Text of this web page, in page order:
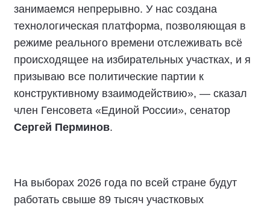
занимаемся непрерывно. У нас создана
технологическая платформа, позволяющая в
режиме реального времени отслеживать всё
происходящее на избирательных участках, и я
призываю все политические партии к
конструктивному взаимодействию», — сказал
член Генсовета «Единой России», сенатор
Сергей Перминов.
На выборах 2026 года по всей стране будут
работать свыше 89 тысяч участковых